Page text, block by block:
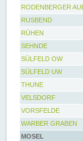
RODENBERGER
RUSBEND
RÜHEN
SEHNDE
SÜLFELD OW
SÜLFELD UW
THUNE
VELSDORF
VORSFELDE
WARBER GRABEN
MOSEL